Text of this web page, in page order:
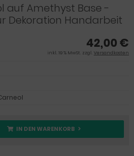
auf Amethyst Base -
Dekoration Handarbeit
42,00 €
inkl. 19 % MwSt. zzgl. Versandkosten
IN DEN WARENKORB